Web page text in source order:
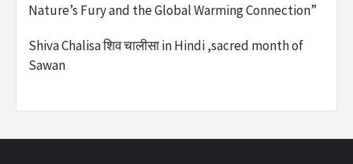
Nature’s Fury and the Global Warming Connection”
Shiva Chalisa शिव चालीसा in Hindi ,sacred month of
Sawan